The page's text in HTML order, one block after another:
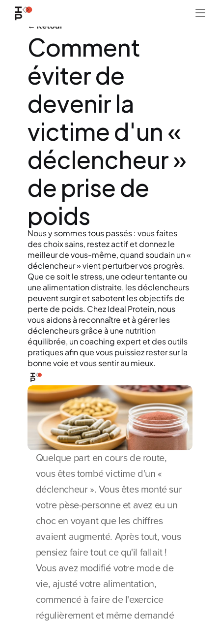
← Retour
Comment
éviter de
devenir la
victime d'un «
déclencheur »
de prise de
poids
Nous y sommes tous passés : vous faites
des choix sains, restez actif et donnez le
meilleur de vous-même, quand soudain un «
déclencheur » vient perturber vos progrès.
Que ce soit le stress, une odeur tentante ou
une alimentation distraite, les déclencheurs
peuvent surgir et sabotent les objectifs de
perte de poids. Chez Ideal Protein, nous
vous aidons à reconnaître et à gérer les
déclencheurs grâce à une nutrition
équilibrée, un coaching expert et des outils
pratiques afin que vous puissiez rester sur la
bonne voie et vous sentir au mieux.
Quelque part en cours de route,
vous êtes tombé victime d'un «
déclencheur ». Vous êtes monté sur
votre pèse-personne et avez eu un
choc en voyant que les chiffres
avaient augmenté. Après tout, vous
pensiez faire tout ce qu'il fallait !
Vous avez modifié votre mode de
vie, ajusté votre alimentation,
commencé à faire de l'exercice
régulièrement et même demandé